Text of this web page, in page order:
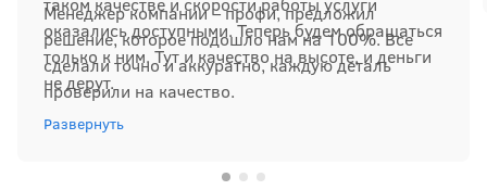
Менеджер компании – профи, предложил
решение, которое подошло нам на 100%. Все
сделали точно и аккуратно, каждую деталь
проверили на качество.
оказались доступными. Теперь будем обращаться
только к ним. Тут и качество на высоте, и деньги
не дерут.
Развернуть